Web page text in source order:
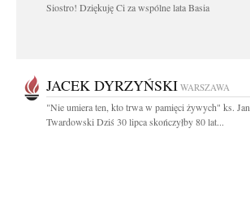
Siostro! Dziękuję Ci za wspólne lata Basia
JACEK DYRZYŃSKI WARSZAWA
"Nie umiera ten, kto trwa w pamięci żywych" ks. Jan
Twardowski Dziś 30 lipca skończyłby 80 lat...